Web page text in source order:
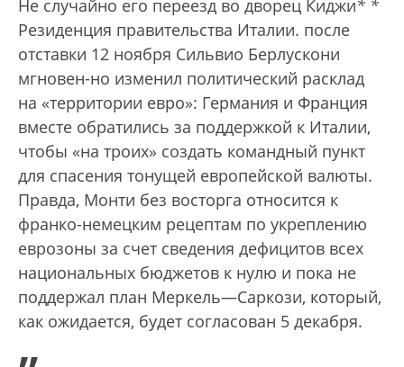
Не случайно его переезд во дворец Киджи* *
Резиденция правительства Италии. после
отставки 12 ноября Сильвио Берлускони
мгновен-но изменил политический расклад
на «территории евро»: Германия и Франция
вместе обратились за поддержкой к Италии,
чтобы «на троих» создать командный пункт
для спасения тонущей европейской валюты.
Правда, Монти без восторга относится к
франко-немецким рецептам по укреплению
еврозоны за счет сведения дефицитов всех
национальных бюджетов к нулю и пока не
поддержал план Меркель—Саркози, который,
как ожидается, будет согласован 5 декабря.
„